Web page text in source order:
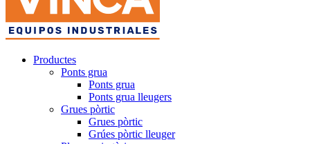
Productes
Ponts grua
Ponts grua
Ponts grua lleugers
Grues pòrtic
Grues pòrtic
Grúes pòrtic lleuger